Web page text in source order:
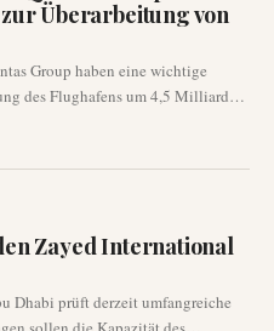
Überarbeitung von
Group haben eine wichtige
des Flughafens um 4,5 Milliarden
des Terminals 2 abgeschlossen.
die langfristigen
Zayed International
Dhabi prüft derzeit umfangreiche